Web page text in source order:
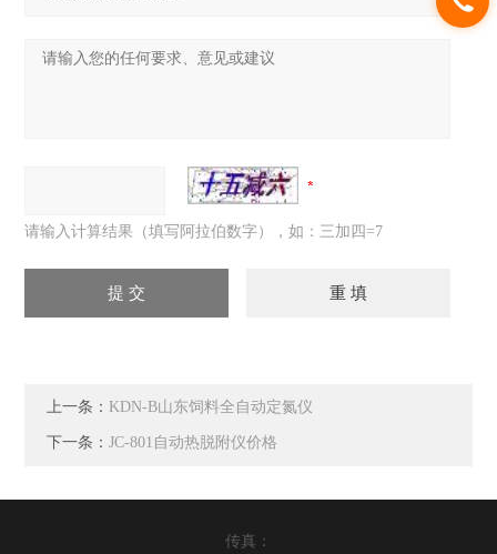
请输入计算结果（填写阿拉伯数字），如：三加四=7
上一条： KDN-B山东饲料全自动定氮仪
下一条：JC-801自动热脱附仪价格
传真：